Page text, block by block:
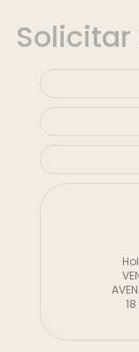
Solicitar